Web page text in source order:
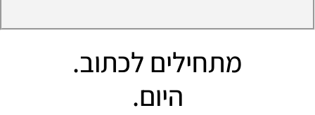
מתחילים לכתוב.
היום.